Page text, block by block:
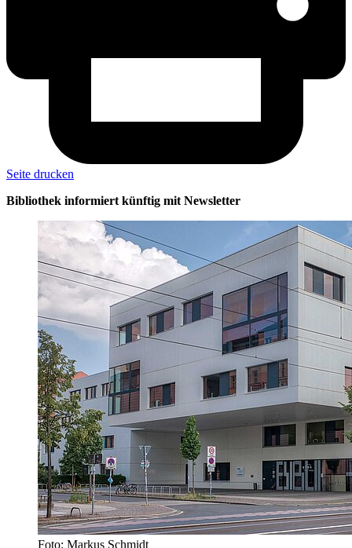
Seite drucken
Bibliothek informiert künftig mit Newsletter
Foto: Markus Schmidt